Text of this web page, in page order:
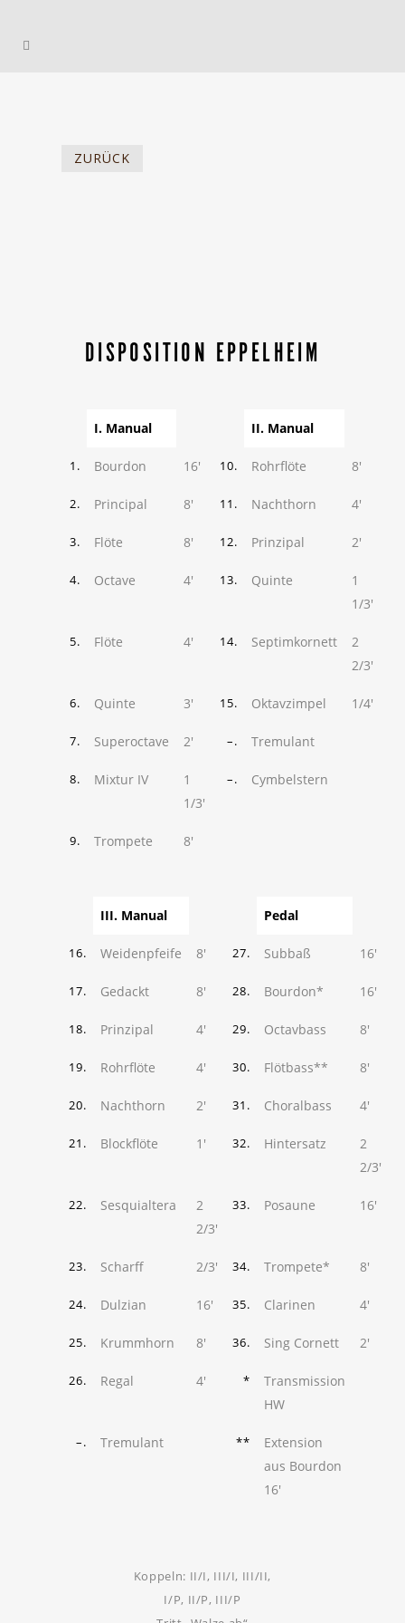
ZURÜCK
DISPOSITION EPPELHEIM
I. Manual II. Manual
1. Bourdon 16' 10. Rohrflöte 8'
2. Principal 8' 11. Nachthorn 4'
3. Flöte 8' 12. Prinzipal 2'
4. Octave 4' 13. Quinte
1
1/3'
5. Flöte 4' 14. Septimkornett
2
2/3'
6. Quinte 3' 15. Oktavzimpel 1/4'
7. Superoctave 2' –. Tremulant
8. Mixtur IV
1
1/3'
–. Cymbelstern
9. Trompete 8'
III. Manual Pedal
16. Weidenpfeife 8' 27. Subbaß 16'
17. Gedackt 8' 28. Bourdon* 16'
18. Prinzipal 4' 29. Octavbass 8'
19. Rohrflöte 4' 30. Flötbass** 8'
20. Nachthorn 2' 31. Choralbass 4'
21. Blockflöte 1' 32. Hintersatz
2
2/3'
22. Sesquialtera
2
2/3'
33. Posaune 16'
23. Scharff 2/3' 34. Trompete* 8'
24. Dulzian 16' 35. Clarinen 4'
25. Krummhorn 8' 36. Sing Cornett 2'
26. Regal 4' *
Transmission
HW
–. Tremulant **
Extension
aus Bourdon
16'
Koppeln: II/I, III/I, III/II,
I/P, II/P, III/P